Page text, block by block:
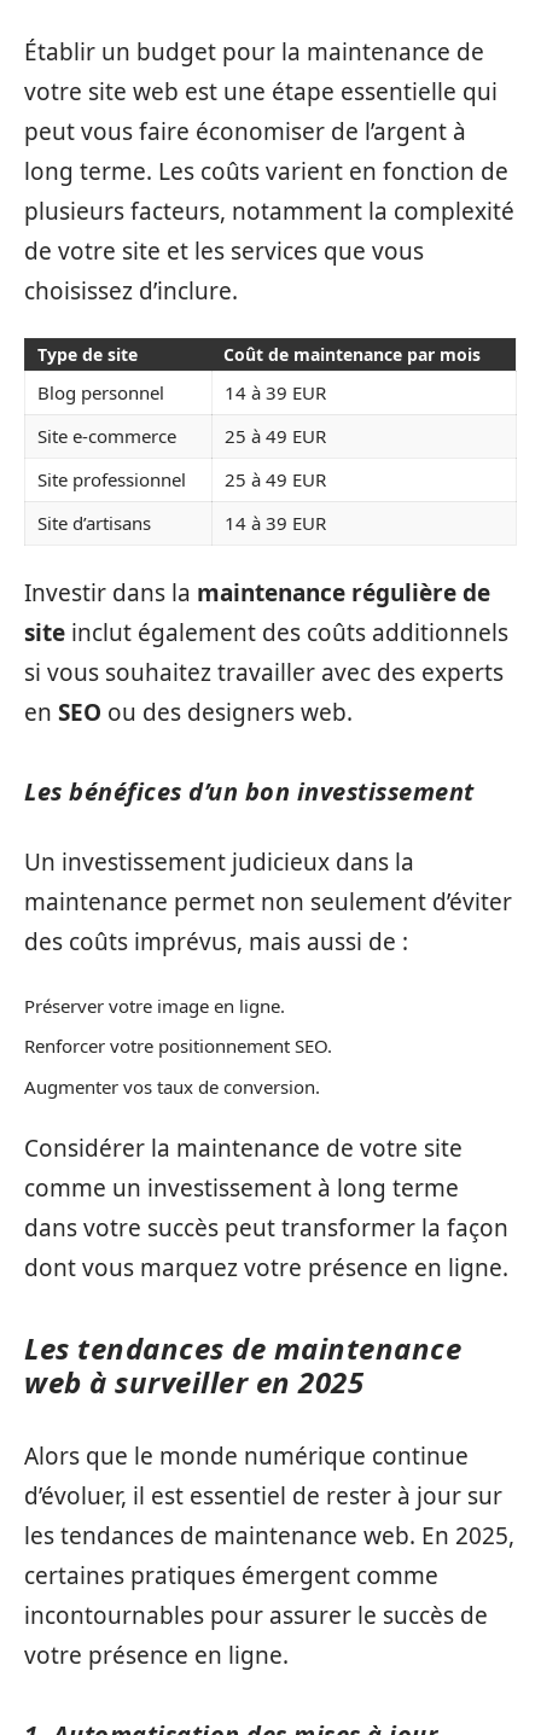
Établir un budget pour la maintenance de
votre site web est une étape essentielle qui
peut vous faire économiser de l’argent à
long terme. Les coûts varient en fonction de
plusieurs facteurs, notamment la complexité
de votre site et les services que vous
choisissez d’inclure.
Type de site Coût de maintenance par mois
Blog personnel
14 à 39 EUR
Site e-commerce
25 à 49 EUR
Site professionnel
25 à 49 EUR
Site d’artisans
14 à 39 EUR
Investir dans la maintenance régulière de
site inclut également des coûts additionnels
si vous souhaitez travailler avec des experts
en SEO ou des designers web.
Les bénéfices d’un bon investissement
Un investissement judicieux dans la
maintenance permet non seulement d’éviter
des coûts imprévus, mais aussi de :
Préserver votre image en ligne.
Renforcer votre positionnement SEO.
Augmenter vos taux de conversion.
Considérer la maintenance de votre site
comme un investissement à long terme
dans votre succès peut transformer la façon
dont vous marquez votre présence en ligne.
Les tendances de maintenance
web à surveiller en 2025
Alors que le monde numérique continue
d’évoluer, il est essentiel de rester à jour sur
les tendances de maintenance web. En 2025,
certaines pratiques émergent comme
incontournables pour assurer le succès de
votre présence en ligne.